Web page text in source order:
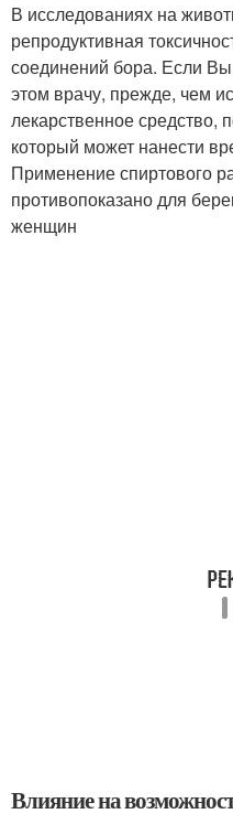
В исследованиях на
репродуктивная
соединений бора. Если
этом врачу, прежде, чем
лекарственное средство,
который может нанести
Применение спиртового
противопоказано для
женщин
Влияние на